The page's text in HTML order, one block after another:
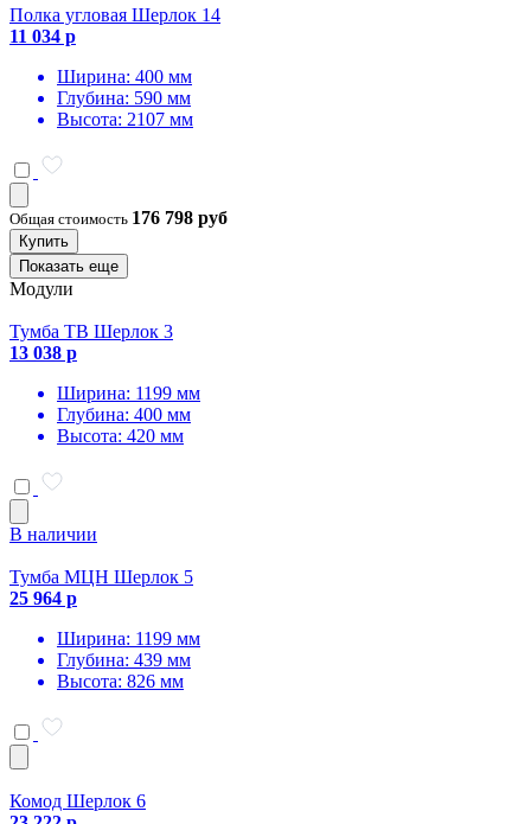
Полка угловая Шерлок 14
11 034 р
Ширина: 400 мм
Глубина: 590 мм
Высота: 2107 мм
Общая стоимость 176 798 руб
Купить
Показать еще
Модули
Тумба ТВ Шерлок 3
13 038 р
Ширина: 1199 мм
Глубина: 400 мм
Высота: 420 мм
В наличии
Тумба МЦН Шерлок 5
25 964 р
Ширина: 1199 мм
Глубина: 439 мм
Высота: 826 мм
Комод Шерлок 6